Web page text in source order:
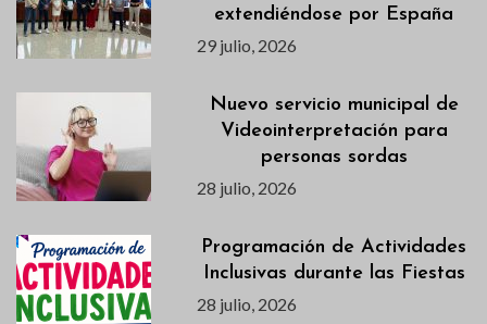
extendiéndose por España
29 julio, 2026
Nuevo servicio municipal de
Videointerpretación para
personas sordas
28 julio, 2026
Programación de Actividades
Inclusivas durante las Fiestas
28 julio, 2026